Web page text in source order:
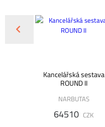
Kancelářská sestava
ROUND II
NARBUTAS
64510 CZK